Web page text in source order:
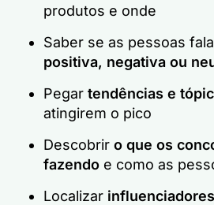
produtos e onde
Saber se as pessoas
positiva, negativa ou
Pegar tendências e
atingirem o pico
Descobrir o que os
fazendo e como as
Localizar